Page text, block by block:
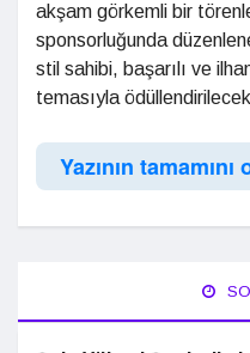
akşam görkemli bir
sponsorluğunda
stil sahibi, başarılı ve
temasıyla
Yazının